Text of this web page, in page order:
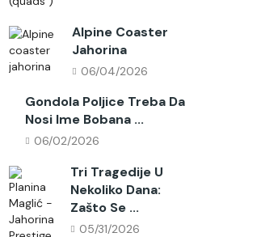
Alpine Coaster
Jahorina
06/04/2026
Gondola Poljice Treba Da
Nosi Ime Bobana ...
06/02/2026
Tri Tragedije U
Nekoliko Dana:
Zašto Se ...
05/31/2026